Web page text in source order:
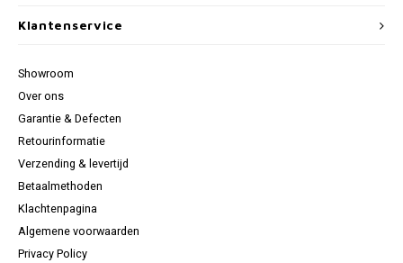
Klantenservice
Showroom
Over ons
Garantie & Defecten
Retourinformatie
Verzending & levertijd
Betaalmethoden
Klachtenpagina
Algemene voorwaarden
Privacy Policy